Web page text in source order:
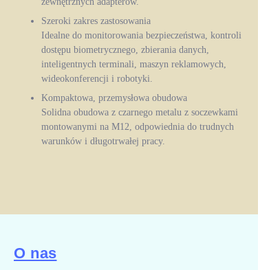
Szeroki zakres zastosowania
Idealne do monitorowania bezpieczeństwa, kontroli
dostępu biometrycznego, zbierania danych,
inteligentnych terminali, maszyn reklamowych,
wideokonferencji i robotyki.
Kompaktowa, przemysłowa obudowa
Solidna obudowa z czarnego metalu z soczewkami
montowanymi na M12, odpowiednia do trudnych
warunków i długotrwałej pracy.
O nas